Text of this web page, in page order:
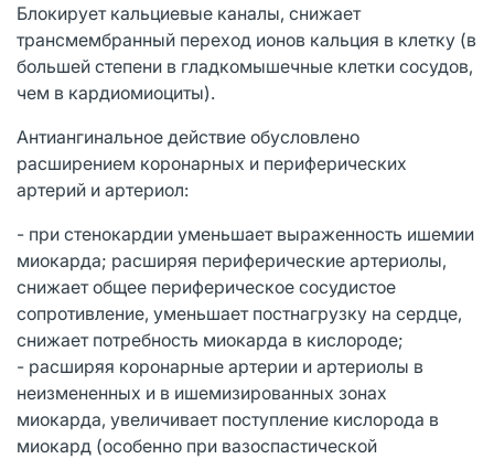
Блокирует кальциевые каналы, снижает
трансмембранный переход ионов кальция в клетку (в
большей степени в гладкомышечные клетки сосудов,
чем в кардиомиоциты).
Антиангинальное действие обусловлено
расширением коронарных и периферических
артерий и артериол:
- при стенокардии уменьшает выраженность ишемии
миокарда; расширяя периферические артериолы,
снижает общее периферическое сосудистое
сопротивление, уменьшает постнагрузку на сердце,
снижает потребность миокарда в кислороде;
- расширяя коронарные артерии и артериолы в
неизмененных и в ишемизированных зонах
миокарда, увеличивает поступление кислорода в
миокард (особенно при вазоспастической